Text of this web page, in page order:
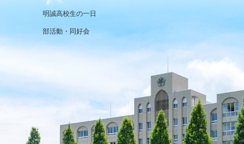
明誠高校生の一日
部活動・同好会